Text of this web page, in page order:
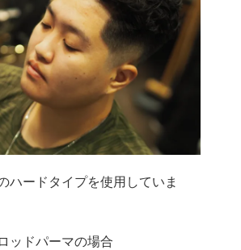
ハードタイプを使用していま
ッドパーマの場合